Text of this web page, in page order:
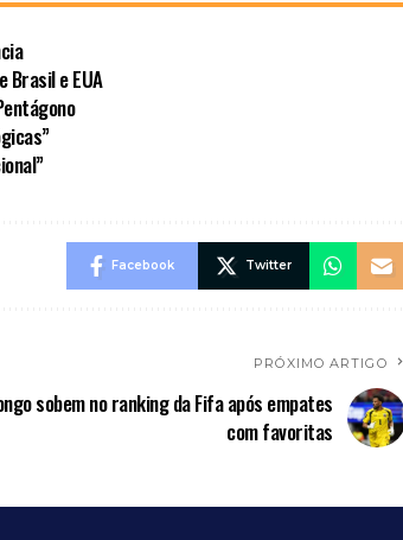
Brasil e EUA
Facebook Twitter
PRÓXIMO ARTIGO
sobem no ranking da Fifa após empates
com favoritas